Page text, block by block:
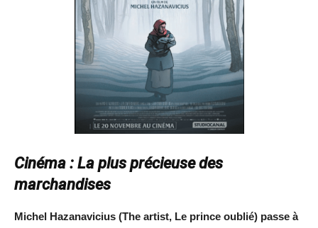
Cinéma : La plus précieuse des
marchandises
Michel Hazanavicius (The artist, Le prince oublié) passe à